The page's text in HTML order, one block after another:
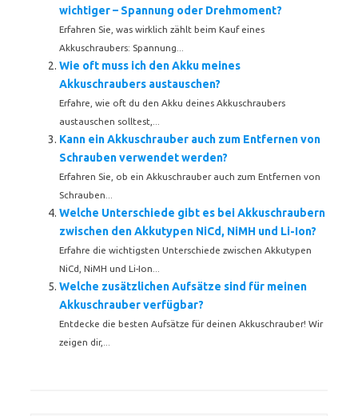
wichtiger – Spannung oder Drehmoment?
Erfahren Sie, was wirklich zählt beim Kauf eines
Akkuschraubers: Spannung...
Wie oft muss ich den Akku meines
Akkuschraubers austauschen?
Erfahre, wie oft du den Akku deines Akkuschraubers
austauschen solltest,...
Kann ein Akkuschrauber auch zum Entfernen von
Schrauben verwendet werden?
Erfahren Sie, ob ein Akkuschrauber auch zum Entfernen von
Schrauben...
Welche Unterschiede gibt es bei Akkuschraubern
zwischen den Akkutypen NiCd, NiMH und Li-Ion?
Erfahre die wichtigsten Unterschiede zwischen Akkutypen
NiCd, NiMH und Li-Ion...
Welche zusätzlichen Aufsätze sind für meinen
Akkuschrauber verfügbar?
Entdecke die besten Aufsätze für deinen Akkuschrauber! Wir
zeigen dir,...